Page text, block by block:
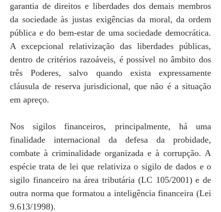
garantia de direitos e liberdades dos demais membros
da sociedade às justas exigências da moral, da ordem
pública e do bem-estar de uma sociedade democrática.
A excepcional relativização das liberdades públicas,
dentro de critérios razoáveis, é possível no âmbito dos
três Poderes, salvo quando exista expressamente
cláusula de reserva jurisdicional, que não é a situação
em apreço.
Nos sigilos financeiros, principalmente, há uma
finalidade internacional da defesa da probidade,
combate à criminalidade organizada e à corrupção. A
espécie trata de lei que relativiza o sigilo de dados e o
sigilo financeiro na área tributária (LC 105/2001) e de
outra norma que formatou a inteligência financeira (Lei
9.613/1998).